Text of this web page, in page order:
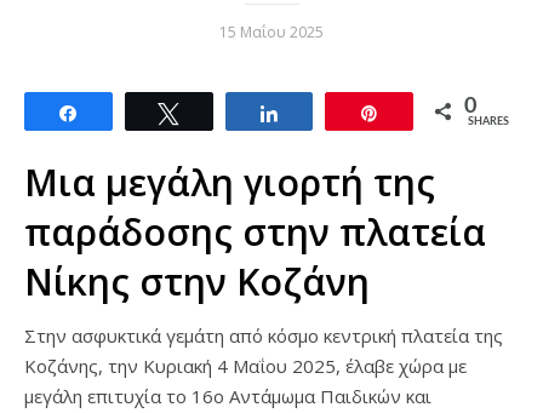
15 Μαΐου 2025
0
SHARES
Μια μεγάλη γιορτή της
παράδοσης στην πλατεία
Νίκης στην Κοζάνη
Στην ασφυκτικά γεμάτη από κόσμο κεντρική πλατεία της
Κοζάνης, την Κυριακή 4 Μαΐου 2025, έλαβε χώρα με
μεγάλη επιτυχία το 16ο Αντάμωμα Παιδικών και